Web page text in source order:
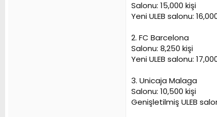
Salonu: 15,000 kişi
Yeni ULEB salonu:
2. FC Barcelona
Salonu: 8,250 kişi
Yeni ULEB salonu:
3. Unicaja Malaga
Salonu: 10,500 kişi
Genişletilmiş ULEB